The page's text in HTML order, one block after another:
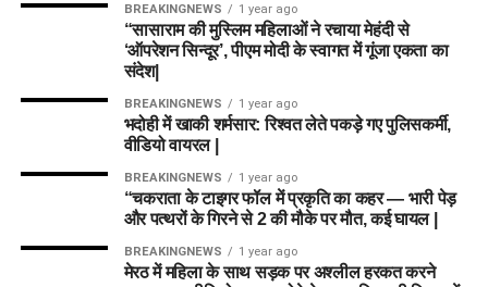
ML vs TRT Dream11 Prediction Match 25: Pitch
Report, Playing 11 & Fantasy Tips
ML-W vs TRT-W Dream11 Prediction Match 25 |
The Hundred Women 2026
धामी कैबिनेट में 15 प्रस्तावों पर मुहर, मजदूरों, युवाओं और
गौपालकों के लिए गए बड़े फैसले
BJP के Survey ने खोली विधायकों की पोल, 32 चेहरे रेड जोन
में, कट सकता है कई का टिकट !
मसूरी में बारिश के बीच पहाड़ी से गिरे बोल्डर, सरकारी आवास को
BREAKINGNEWS 1 year ago
“सासाराम की मुस्लिम महिलाओं ने रचाया मेहंदी से
‘ऑपरेशन सिन्दूर’, पीएम मोदी के स्वागत में गूंजा एकता का
संदेश|
BREAKINGNEWS 1 year ago
भदोही में खाकी शर्मसार: रिश्वत लेते पकड़े गए पुलिसकर्मी,
वीडियो वायरल |
BREAKINGNEWS 1 year ago
“चकराता के टाइगर फॉल में प्रकृति का कहर — भारी पेड़
और पत्थरों के गिरने से 2 की मौके पर मौत, कई घायल |
BREAKINGNEWS 1 year ago
मेरठ में महिला के साथ सड़क पर अश्लील हरकत करने